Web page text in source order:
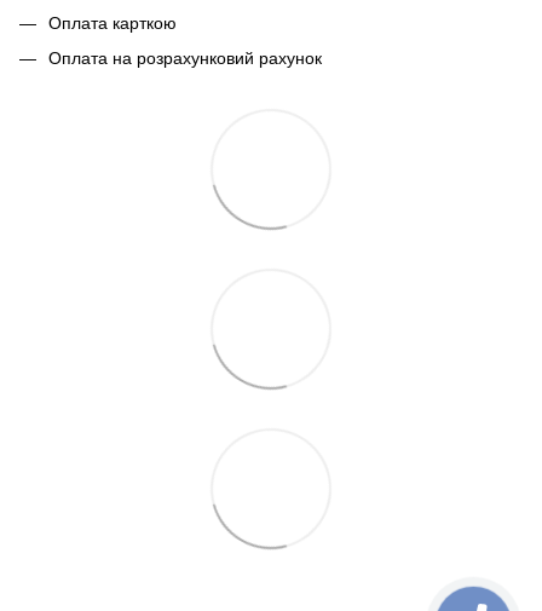
Оплата карткою
Оплата на розрахунковий рахунок